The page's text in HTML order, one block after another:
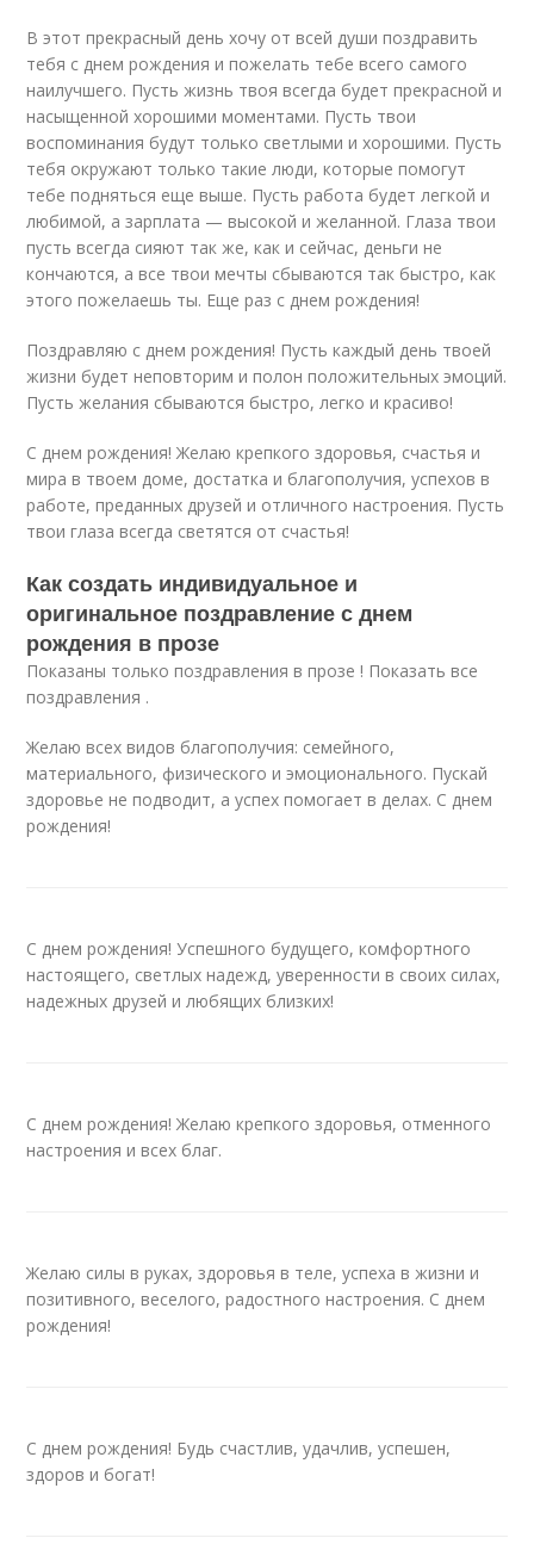
В этот прекрасный день хочу от всей души поздравить
тебя с днем рождения и пожелать тебе всего самого
наилучшего. Пусть жизнь твоя всегда будет прекрасной и
насыщенной хорошими моментами. Пусть твои
воспоминания будут только светлыми и хорошими. Пусть
тебя окружают только такие люди, которые помогут
тебе подняться еще выше. Пусть работа будет легкой и
любимой, а зарплата — высокой и желанной. Глаза твои
пусть всегда сияют так же, как и сейчас, деньги не
кончаются, а все твои мечты сбываются так быстро, как
этого пожелаешь ты. Еще раз с днем рождения!
Поздравляю с днем рождения! Пусть каждый день твоей
жизни будет неповторим и полон положительных эмоций.
Пусть желания сбываются быстро, легко и красиво!
С днем рождения! Желаю крепкого здоровья, счастья и
мира в твоем доме, достатка и благополучия, успехов в
работе, преданных друзей и отличного настроения. Пусть
твои глаза всегда светятся от счастья!
Как создать индивидуальное и
оригинальное поздравление с днем
рождения в прозе
Показаны только поздравления в прозе ! Показать все
поздравления .
Желаю всех видов благополучия: семейного,
материального, физического и эмоционального. Пускай
здоровье не подводит, а успех помогает в делах. С днем
рождения!
С днем рождения! Успешного будущего, комфортного
настоящего, светлых надежд, уверенности в своих силах,
надежных друзей и любящих близких!
С днем рождения! Желаю крепкого здоровья, отменного
настроения и всех благ.
Желаю силы в руках, здоровья в теле, успеха в жизни и
позитивного, веселого, радостного настроения. С днем
рождения!
С днем рождения! Будь счастлив, удачлив, успешен,
здоров и богат!